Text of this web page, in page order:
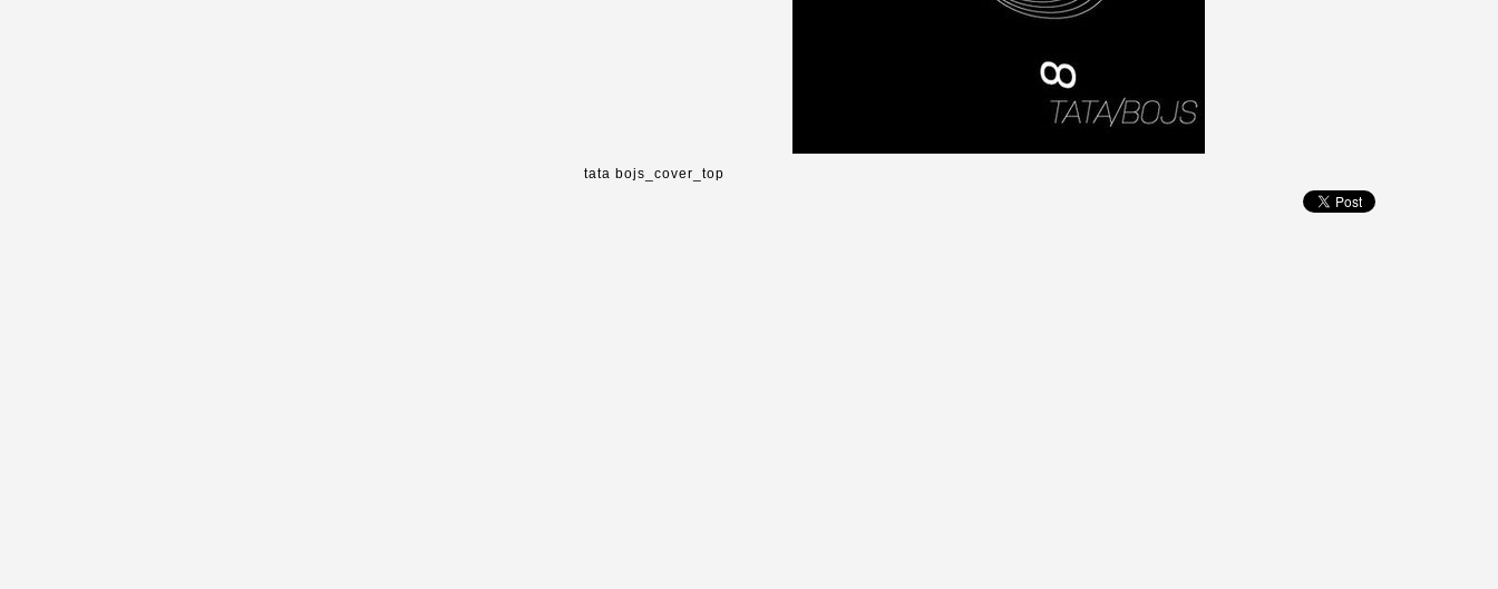
tata bojs_cover_top